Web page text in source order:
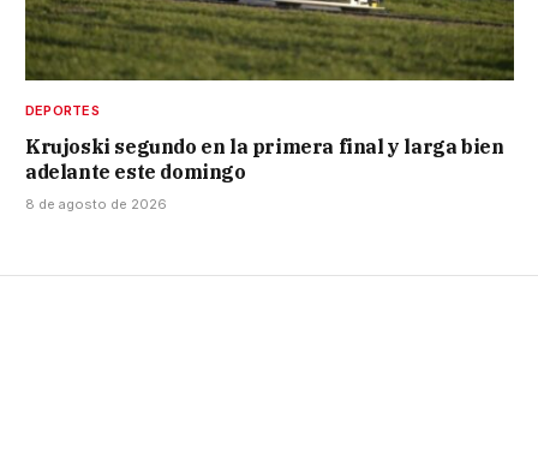
DEPORTES
Krujoski segundo en la primera final y larga bien
adelante este domingo
8 de agosto de 2026